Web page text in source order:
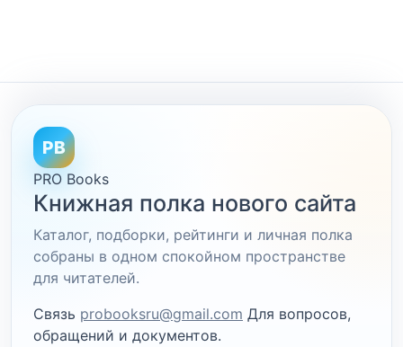
PB
PRO Books
Книжная полка нового сайта
Каталог, подборки, рейтинги и личная полка
собраны в одном спокойном пространстве
для читателей.
Связь probooksru@gmail.com Для вопросов,
обращений и документов.